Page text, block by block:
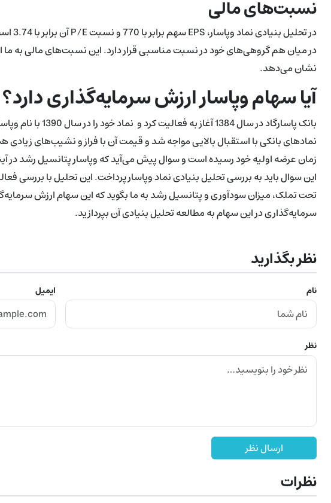
نسبت‌های مالی
در میان هم گروهی‌های خود در نسبت مناسبی قرار دارد. این نسبت‌های مالی به
نشان می‌دهد.
آیا سهام وپاسار ارزش سرمایه‌گذاری دارد؟
بانک پاسارگاد در سال
نمادهای بانکی با استقبال بالایی مواجه شد و قیمت آن با فراز و نشیب‌های
زمان عرضه اولیه خود رسیده است و سوال پیش می‌آید که وپاسار پتانسیل رشد در
این سوال باید به بررسی تحلیل بنیادی نماد وپاسار پرداخت. این تحلیل با بررسی
تحت تملک، میزان سودآوری و پتانسیل رشد به ما بگوید که این سهام ارزش
سرمایه‌گذاری در این سهام به مطالعه تحلیل بنیادی آن بپردازید.
نظر بگذارید
نام ایمیل
نظر
ارسال نظر
نظرات